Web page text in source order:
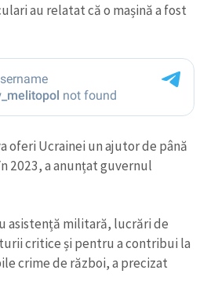
au relatat că o mașină a fost
oferi Ucrainei un ajutor de până
2023, a anunțat guvernul
asistență militară, lucrări de
critice și pentru a contribui la
crime de război, a precizat